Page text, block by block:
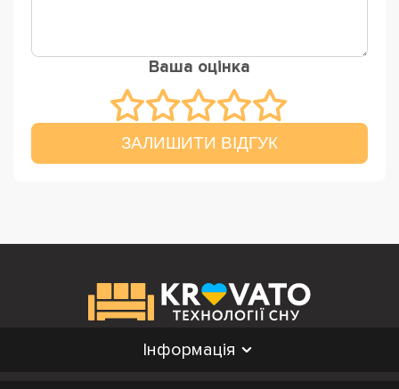
Ваша оцінка
ЗАЛИШИТИ ВІДГУК
Інформація